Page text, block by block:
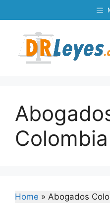
to
Colombia
Home » Abogados